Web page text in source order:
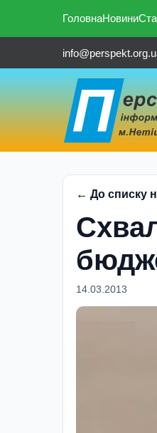
ГоловнаНовини
← До списку
14.03.2013